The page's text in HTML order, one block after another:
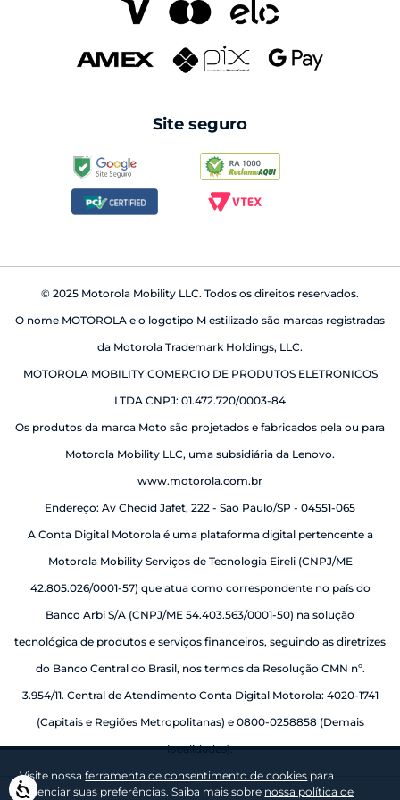
Acessibilidade
cabos
caixas de som
babá eletrônica
Pantone
Swarovski
seguros
reparo fora da garantia
Site seguro
© 2025 Motorola Mobility LLC. Todos os direitos reservados.
O nome MOTOROLA e o logotipo M estilizado são marcas registradas
da Motorola Trademark Holdings, LLC.
MOTOROLA MOBILITY COMERCIO DE PRODUTOS ELETRONICOS
LTDA CNPJ: 01.472.720/0003-84
Os produtos da marca Moto são projetados e fabricados pela ou para
Motorola Mobility LLC, uma subsidiária da Lenovo.
www.motorola.com.br
Endereço: Av Chedid Jafet, 222 - Sao Paulo/SP - 04551-065
A Conta Digital Motorola é uma plataforma digital pertencente a
Motorola Mobility Serviços de Tecnologia Eireli (CNPJ/ME
42.805.026/0001-57) que atua como correspondente no país do
Banco Arbi S/A (CNPJ/ME 54.403.563/0001-50) na solução
tecnológica de produtos e serviços financeiros, seguindo as diretrizes
do Banco Central do Brasil, nos termos da Resolução CMN nº.
3.954/11. Central de Atendimento Conta Digital Motorola: 4020-1741
(Capitais e Regiões Metropolitanas) e 0800-0258858 (Demais
localidades).
Visite nossa ferramenta de consentimento de cookies para
gerenciar suas preferências. Saiba mais sobre nossa política de